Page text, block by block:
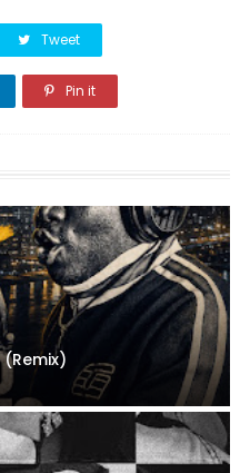
Tweet
Pin it